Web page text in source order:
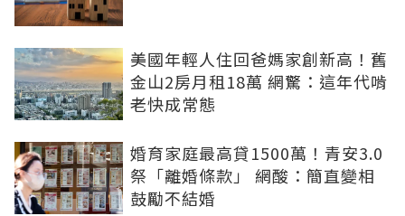
美國年輕人住回爸媽家創新高！舊
金山2房月租18萬 網驚：這年代啃
老快成常態
婚育家庭最高貸1500萬！青安3.0
祭「離婚條款」 網酸：簡直變相
鼓勵不結婚